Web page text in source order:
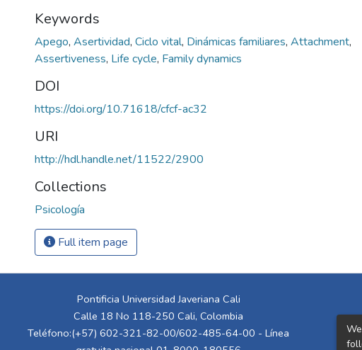
Keywords
Apego, Asertividad, Ciclo vital, Dinámicas familiares, Attachment,
Assertiveness, Life cycle, Family dynamics
DOI
https://doi.org/10.71618/cfcf-ac32
URI
http://hdl.handle.net/11522/2900
Collections
Psicología
Full item page
Pontificia Universidad Javeriana Cali
Calle 18 No 118-250 Cali, Colombia
Teléfono:(+57) 602-321-82-00/602-485-64-00 - Línea